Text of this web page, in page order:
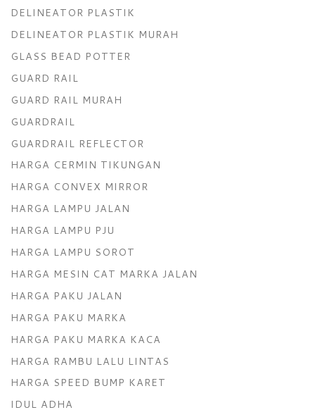
DELINEATOR PLASTIK
DELINEATOR PLASTIK MURAH
GLASS BEAD POTTER
GUARD RAIL
GUARD RAIL MURAH
GUARDRAIL
GUARDRAIL REFLECTOR
HARGA CERMIN TIKUNGAN
HARGA CONVEX MIRROR
HARGA LAMPU JALAN
HARGA LAMPU PJU
HARGA LAMPU SOROT
HARGA MESIN CAT MARKA JALAN
HARGA PAKU JALAN
HARGA PAKU MARKA
HARGA PAKU MARKA KACA
HARGA RAMBU LALU LINTAS
HARGA SPEED BUMP KARET
IDUL ADHA